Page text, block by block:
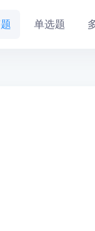
单选题